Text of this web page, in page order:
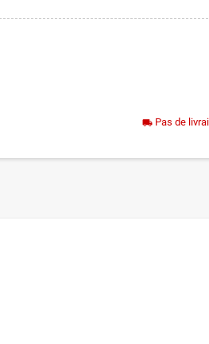
local_shipping Pas de